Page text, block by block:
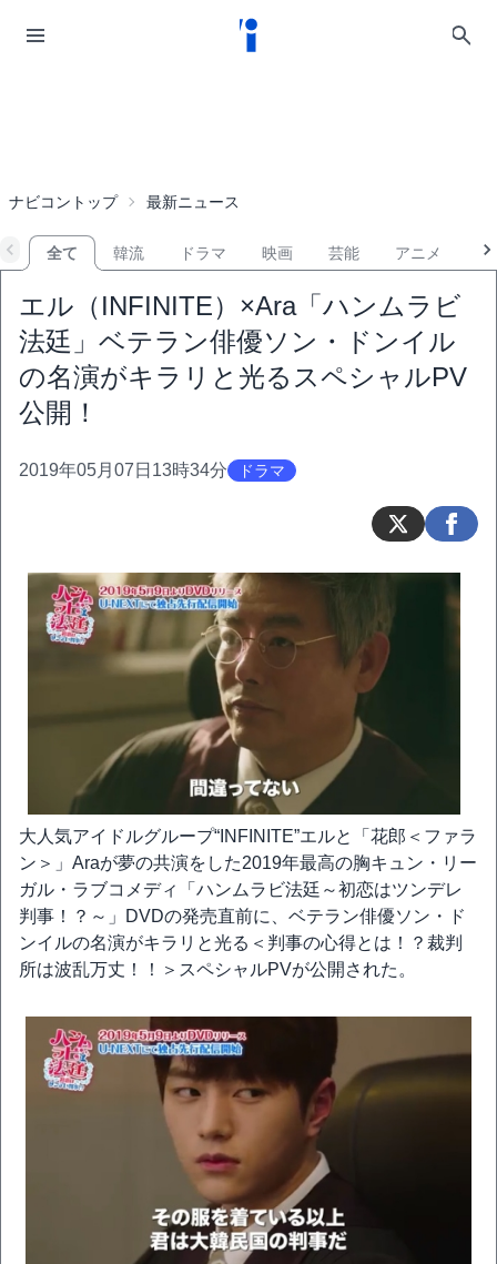
ナビコントップ 最新ニュース
全て 韓流 ドラマ 映画 芸能 アニメ
エル（INFINITE）×Ara「ハンムラビ
法廷」ベテラン俳優ソン・ドンイル
の名演がキラリと光るスペシャルPV
公開！
2019年05月07日13時34分 ドラマ
大人気アイドルグループ“INFINITE”エルと「花郎＜ファラ
ン＞」Araが夢の共演をした2019年最高の胸キュン・リー
ガル・ラブコメディ「ハンムラビ法廷～初恋はツンデレ
判事！？～」DVDの発売直前に、ベテラン俳優ソン・ド
ンイルの名演がキラリと光る＜判事の心得とは！？裁判
所は波乱万丈！！＞スペシャルPVが公開された。